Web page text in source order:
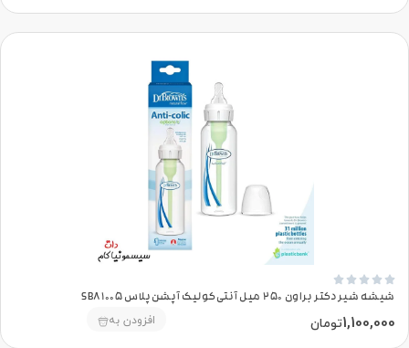





شیشه شیر دکتر براون 250 میل آنتی‌کولیک آپشن‌پلاس SB81005
1,100,000تومان افزودن به